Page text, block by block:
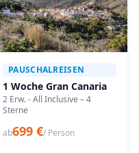
PAUSCHALREISEN
1 Woche Gran Canaria
2 Erw. - All Inclusive – 4
Sterne
ab699 €/ Person